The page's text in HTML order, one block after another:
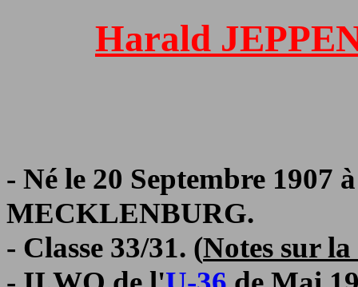
Harald
- Né le 20 Septembre 1907
MECKLENBURG.
- Classe 33/31. (Notes sur la